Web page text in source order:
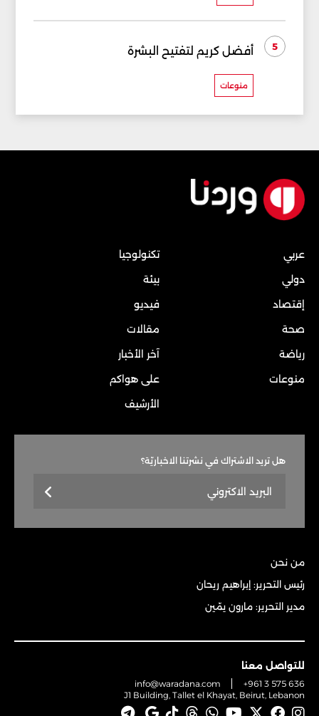
5 أفضل كريم لتفتيح البشرة
منوعات
عربي
دولي
إقتصاد
صحة
رياضة
منوعات
تكنولوجيا
بيئة
فيديو
مقالات
آخر الأخبار
على هواكم
الأرشيف
هل تريد الاشتراك في نشرتنا الاخباريّة؟
من نحن
رئيس التحرير: إبراهيم ريحان
مدير التحرير: مارون يمّين
للتواصل معنا
info@waradana.com
+961 3 575 636
J1 Building, Tallet el Khayat, Beirut, Lebanon